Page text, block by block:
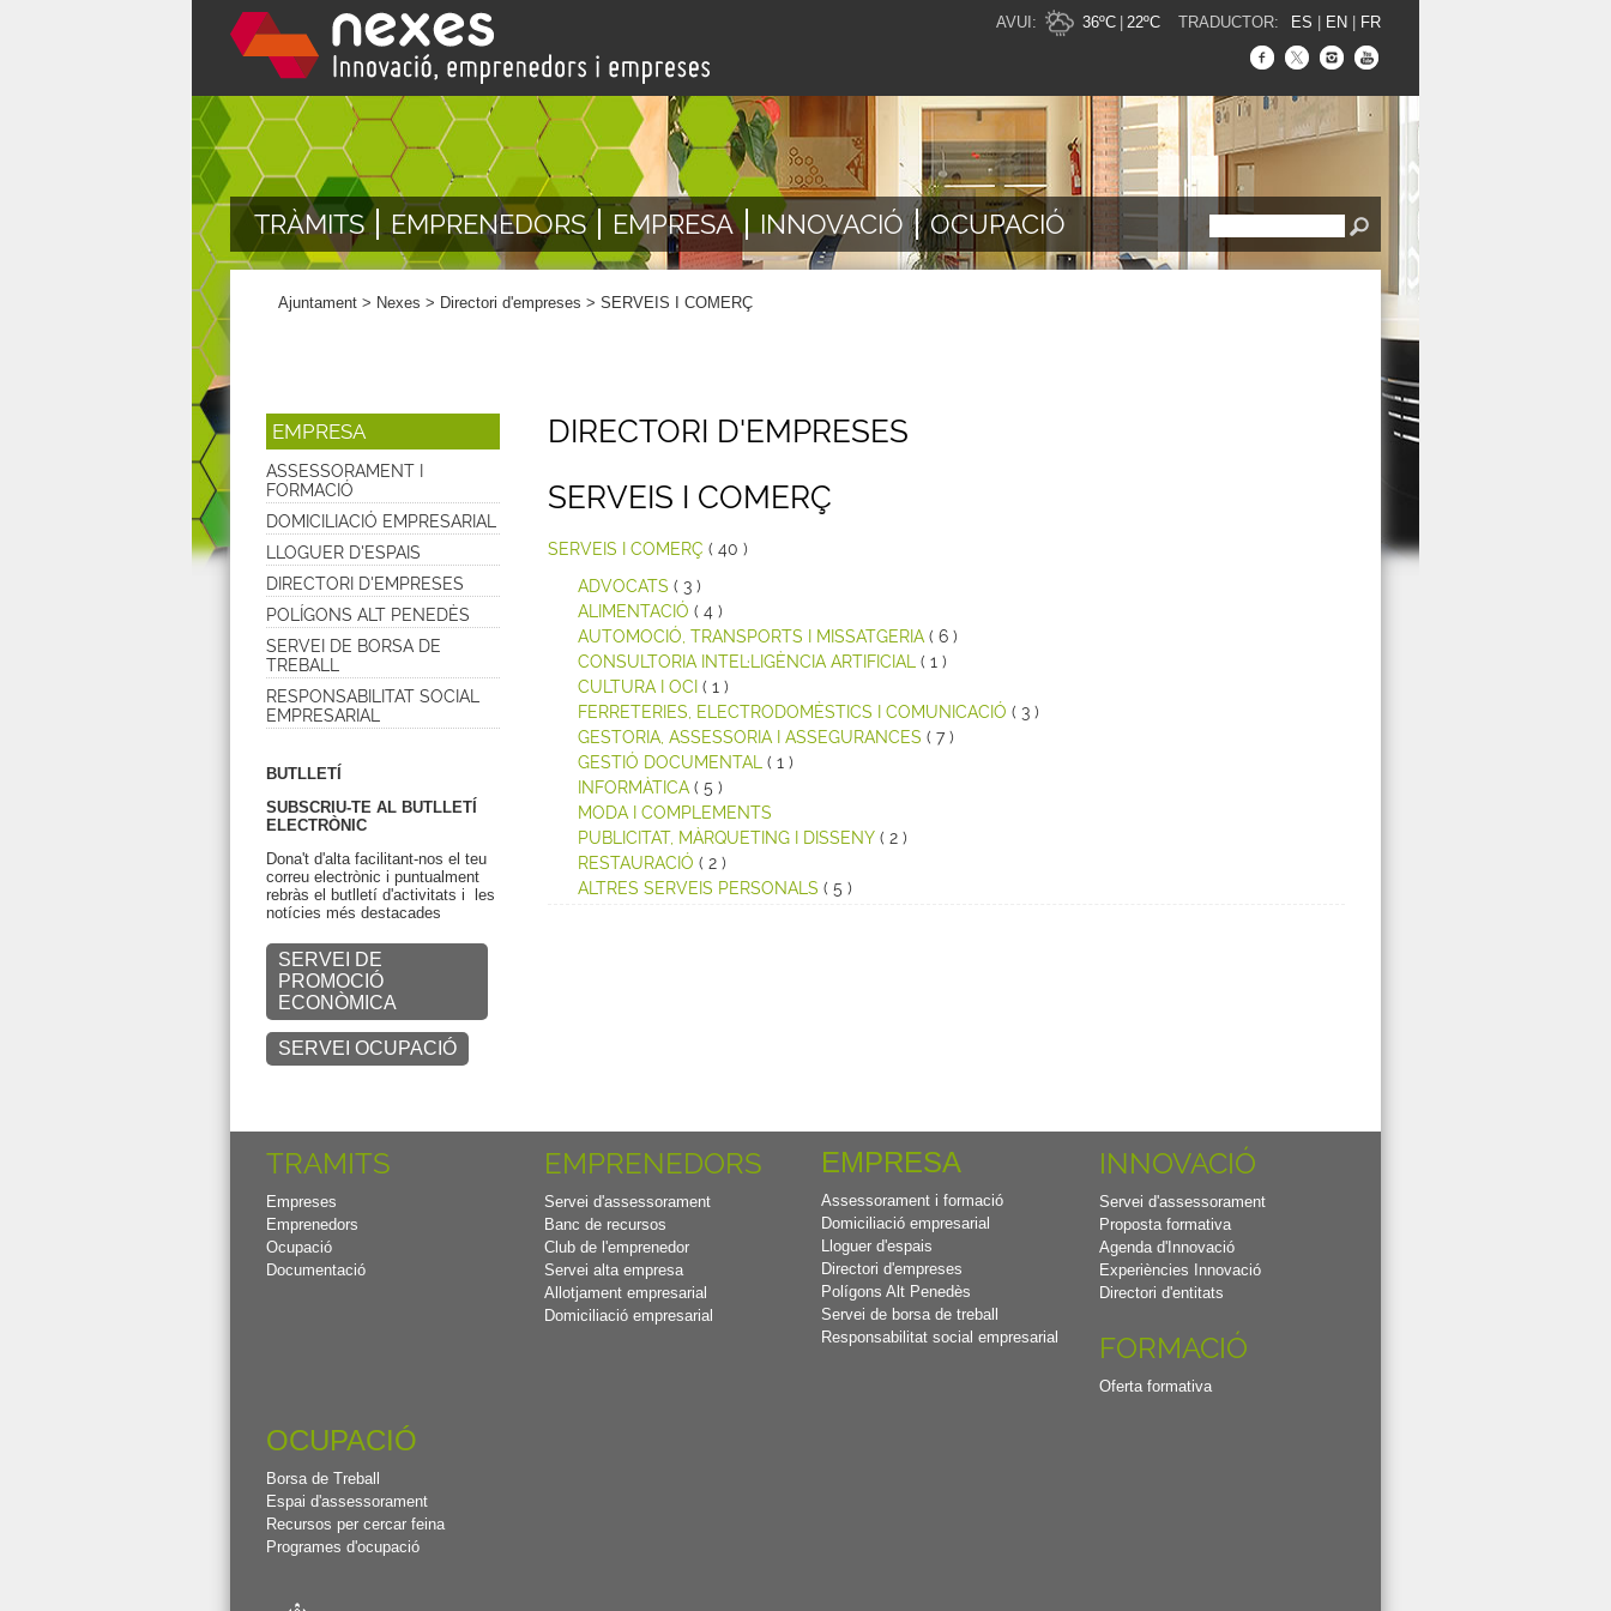
AVUI: 36ºC 22ºC TRADUCTOR: ES EN FR
TRÀMITS EMPRENEDORS EMPRESA INNOVACIÓ OCUPACIÓ
Ajuntament > Nexes > Directori d'empreses > SERVEIS I COMERÇ
EMPRESA
ASSESSORAMENT I
FORMACIÓ
DOMICILIACIÓ EMPRESARIAL
LLOGUER D'ESPAIS
DIRECTORI D'EMPRESES
POLÍGONS ALT PENEDÈS
SERVEI DE BORSA DE
TREBALL
RESPONSABILITAT SOCIAL
EMPRESARIAL
BUTLLETÍ
SUBSCRIU-TE AL BUTLLETÍ
ELECTRÒNIC
Dona't d'alta facilitant-nos el teu
correu electrònic i puntualment
rebràs el butlletí d'activitats i les
notícies més destacades
SERVEI DE
PROMOCIÓ
ECONÒMICA
SERVEI OCUPACIÓ
DIRECTORI D'EMPRESES
SERVEIS I COMERÇ
SERVEIS I COMERÇ ( 40 )
ADVOCATS ( 3 )
ALIMENTACIÓ ( 4 )
AUTOMOCIÓ, TRANSPORTS I MISSATGERIA ( 6 )
CONSULTORIA INTEL·LIGÈNCIA ARTIFICIAL
( 1 )
CULTURA I OCI ( 1 )
FERRETERIES, ELECTRODOMÈSTICS I COMUNICACIÓ ( 3 )
GESTORIA, ASSESSORIA I ASSEGURANCES ( 7 )
GESTIÓ DOCUMENTAL
( 1 )
INFORMÀTICA ( 5 )
MODA I COMPLEMENTS
PUBLICITAT, MÀRQUETING I DISSENY ( 2 )
RESTAURACIÓ ( 2 )
ALTRES SERVEIS PERSONALS ( 5 )
TRAMITS
Empreses
Emprenedors
Ocupació
Documentació
EMPRENEDORS
Servei d'assessorament
Banc de recursos
Club de l'emprenedor
Servei alta empresa
Allotjament empresarial
Domiciliació empresarial
EMPRESA
Assessorament i formació
Domiciliació empresarial
Lloguer d'espais
Directori d'empreses
Polígons Alt Penedès
Servei de borsa de treball
Responsabilitat social empresarial
INNOVACIÓ
Servei d'assessorament
Proposta formativa
Agenda d'Innovació
Experiències Innovació
Directori d'entitats
FORMACIÓ
Oferta formativa
OCUPACIÓ
Borsa de Treball
Espai d'assessorament
Recursos per cercar feina
Programes d'ocupació